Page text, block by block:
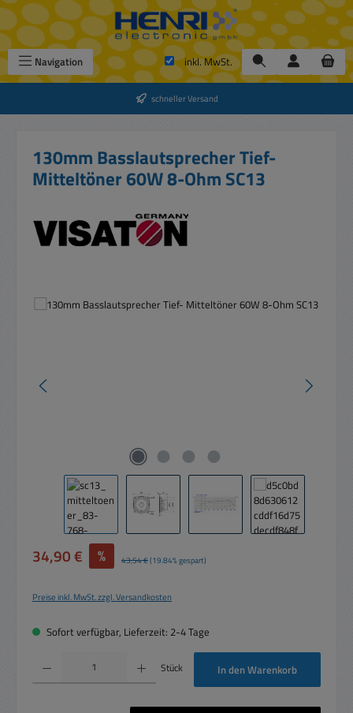
Zum Hauptinhalt springen
Navigation inkl. MwSt.
schneller Versand
130mm Basslautsprecher Tief-
Mitteltöner 60W 8-Ohm SC13
Bildergalerie überspringen
Verkaufspreis:
34,90 € % Regulärer Preis:
43,54 €(19.84% gespart)
Preise inkl. MwSt. zzgl. Versandkosten
Sofort verfügbar, Lieferzeit: 2-4 Tage
Produkt Anzahl: Gib den gewünschten Wert ein oder benutze die Schaltflächen um
Stück In den Warenkorb